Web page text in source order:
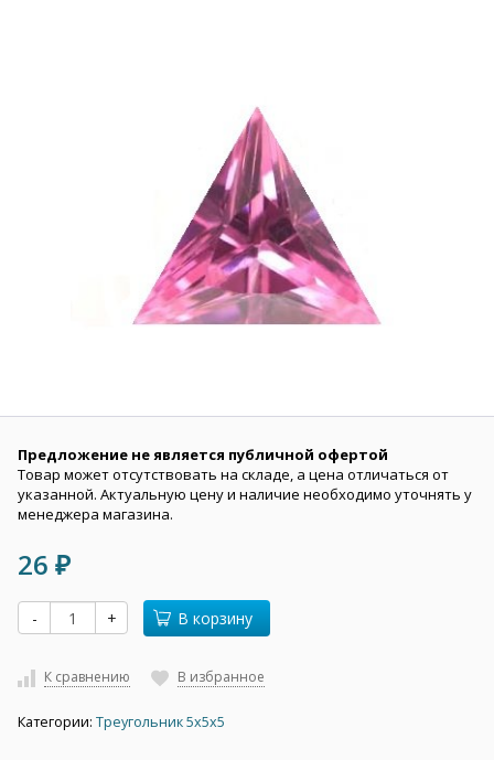
Предложение не является публичной офертой
Товар может отсутствовать на складе, а цена отличаться от
указанной. Актуальную цену и наличие необходимо уточнять у
менеджера магазина.
26 ₽
- + В корзину
К сравнению В избранное
Категории: Треугольник 5х5х5